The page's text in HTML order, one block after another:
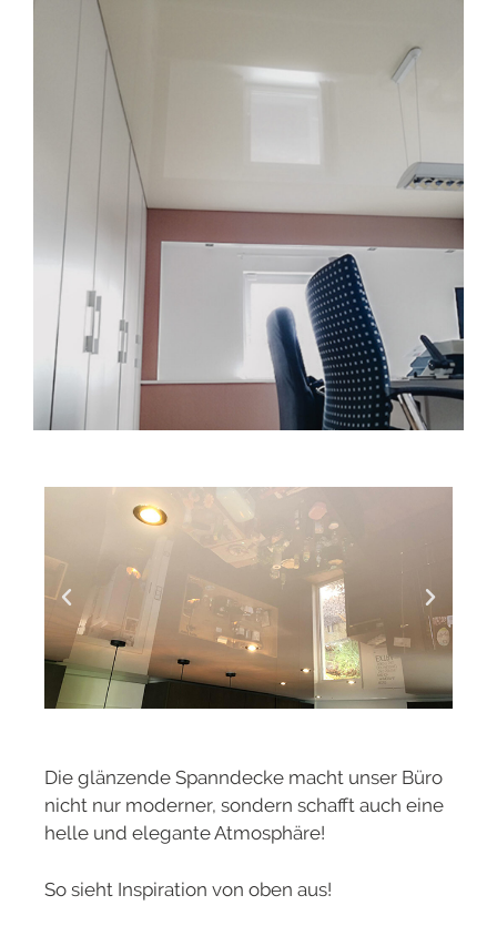
Die glänzende Spanndecke macht unser Büro
nicht nur moderner, sondern schafft auch eine
helle und elegante Atmosphäre!
So sieht Inspiration von oben aus!